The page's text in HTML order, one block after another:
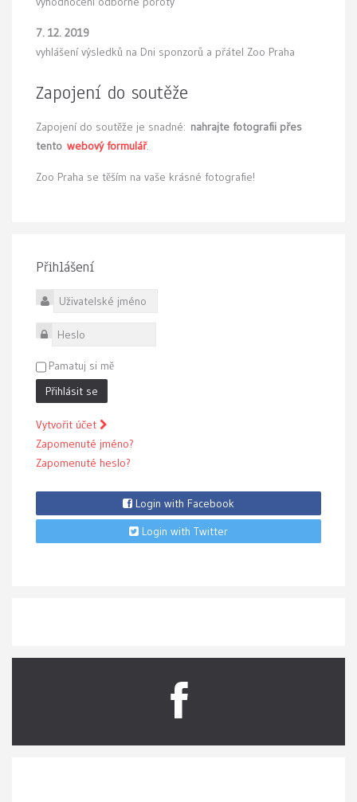
7. 12. 2019
vyhlášení výsledků na Dni sponzorů a přátel Zoo Praha
Zapojení do soutěže
Zapojení do soutěže je snadné: nahrajte fotografii přes
tento webový formulář.
Zoo Praha se těším na vaše krásné fotografie!
Přihlášení
Uživatelské jméno
Heslo
Pamatuj si mě
Přihlásit se
Vytvořit účet
Zapomenuté jméno?
Zapomenuté heslo?
Login with Facebook
Login with Twitter